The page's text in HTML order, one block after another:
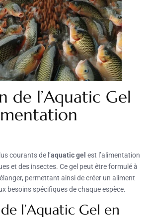
de l’Aquatic Gel
courants de l’aquatic gel est l’alimentation
et des insectes. Ce gel peut être formulé à
permettant ainsi de créer un aliment
besoins spécifiques de chaque espèce.
l’Aquatic Gel en